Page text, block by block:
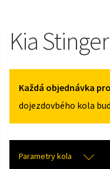
Kia Stinger
Každá objednávka
dojezdovbého kola
Parametry kola